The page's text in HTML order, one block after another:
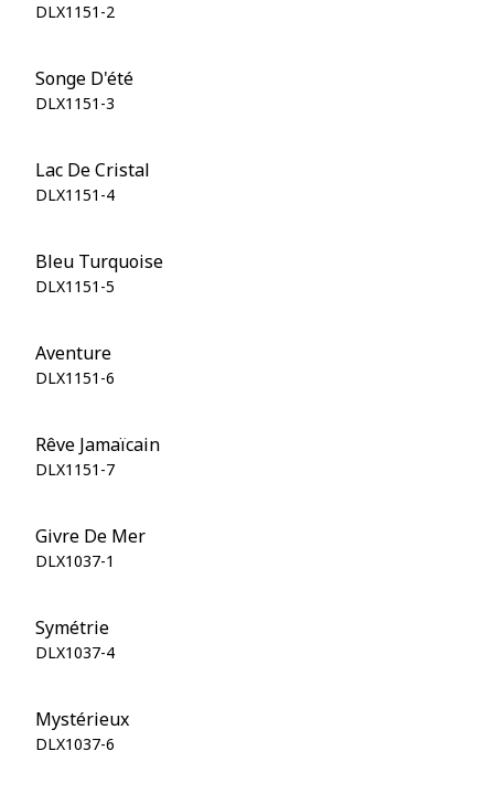
DLX1151-2
Songe D'été
DLX1151-3
Lac De Cristal
DLX1151-4
Bleu Turquoise
DLX1151-5
Aventure
DLX1151-6
Rêve Jamaïcain
DLX1151-7
Givre De Mer
DLX1037-1
Symétrie
DLX1037-4
Mystérieux
DLX1037-6